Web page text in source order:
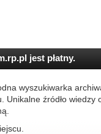
jest płatny.
wyszukiwarka
Unikalne źródło